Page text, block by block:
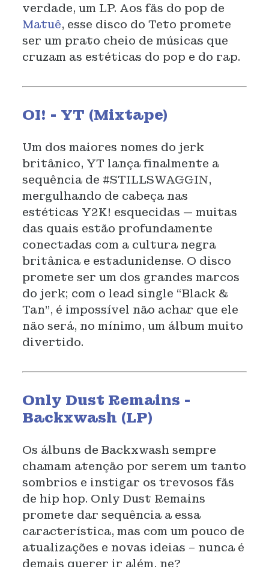
verdade, um LP. Aos fãs do pop de
Matuê, esse disco do Teto promete
ser um prato cheio de músicas que
cruzam as estéticas do pop e do rap.
OI! - YT (Mixtape)
Um dos maiores nomes do jerk
britânico, YT lança finalmente a
sequência de #STILLSWAGGIN,
mergulhando de cabeça nas
estéticas Y2K! esquecidas — muitas
das quais estão profundamente
conectadas com a cultura negra
britânica e estadunidense. O disco
promete ser um dos grandes marcos
do jerk; com o lead single “Black &
Tan”, é impossível não achar que ele
não será, no mínimo, um álbum muito
divertido.
Only Dust Remains -
Backxwash (LP)
Os álbuns de Backxwash sempre
chamam atenção por serem um tanto
sombrios e instigar os trevosos fãs
de hip hop. Only Dust Remains
promete dar sequência a essa
característica, mas com um pouco de
atualizações e novas ideias – nunca é
demais querer ir além, ne?